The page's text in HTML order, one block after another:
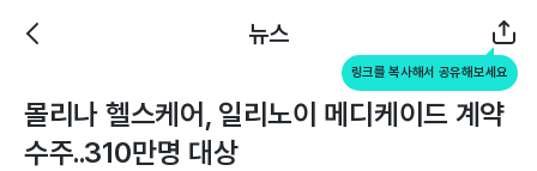
뉴스
링크를 복사해서 공유해보세요
몰리나 헬스케어, 일리노이 메디케이드 계약
수주..310만명 대상